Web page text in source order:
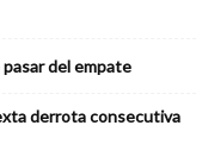
del empate
derrota consecutiva